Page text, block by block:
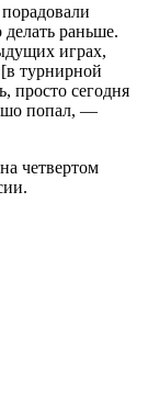
раньше.
играх,
турнирной
просто сегодня
попал, —
четвертом